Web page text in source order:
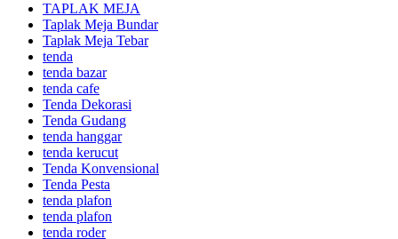
TAPLAK MEJA
Taplak Meja Bundar
Taplak Meja Tebar
tenda
tenda bazar
tenda cafe
Tenda Dekorasi
Tenda Gudang
tenda hanggar
tenda kerucut
Tenda Konvensional
Tenda Pesta
tenda plafon
tenda plafon
tenda roder